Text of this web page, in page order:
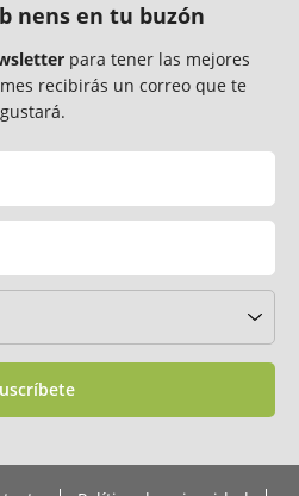
nens en tu buzón
para tener las mejores
recibirás un correo que te
gustará.